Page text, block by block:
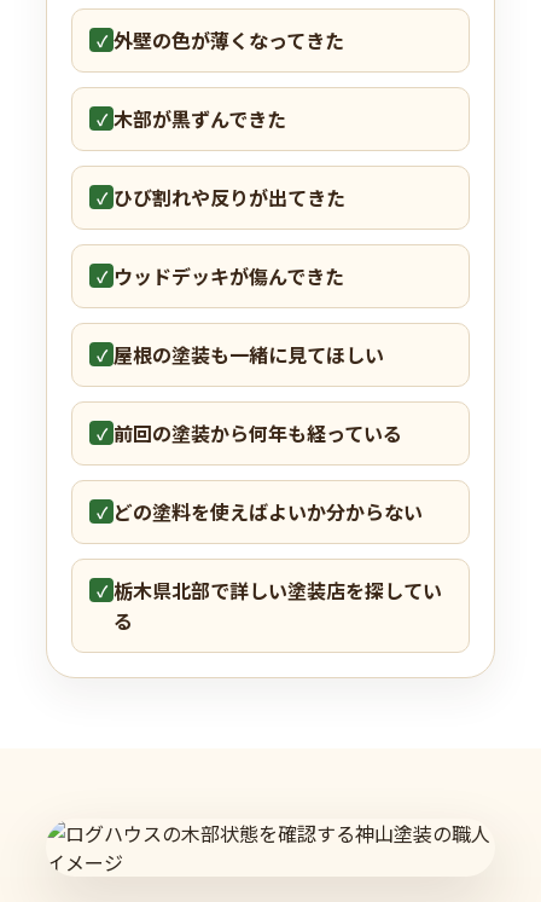
✓ 外壁の色が薄くなってきた
✓ 木部が黒ずんできた
✓ ひび割れや反りが出てきた
✓ ウッドデッキが傷んできた
✓ 屋根の塗装も一緒に見てほしい
✓ 前回の塗装から何年も経っている
✓ どの塗料を使えばよいか分からない
✓ 栃木県北部で詳しい塗装店を探してい
る